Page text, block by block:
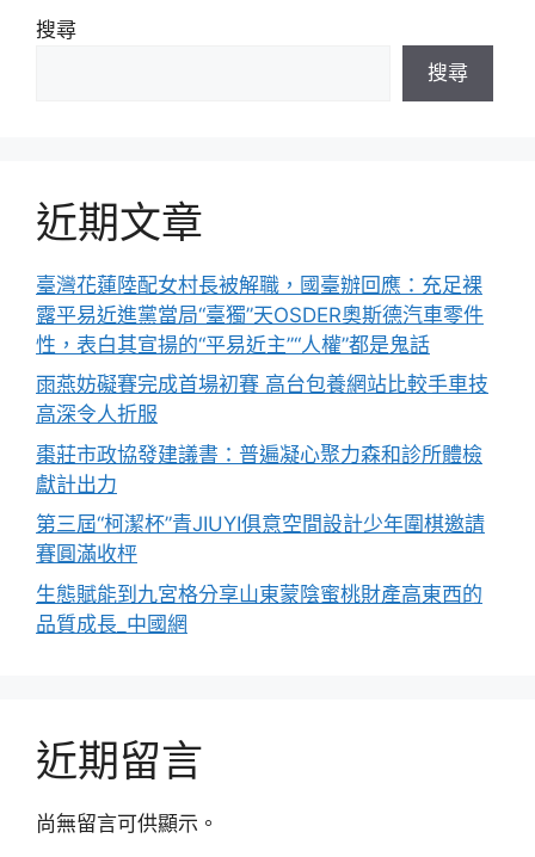
搜尋
搜尋
近期文章
臺灣花蓮陸配女村長被解職，國臺辦回應：充足裸
露平易近進黨當局“臺獨”天OSDER奧斯德汽車零件
性，表白其宣揚的“平易近主”“人權”都是鬼話
雨燕妨礙賽完成首場初賽 高台包養網站比較手車技
高深令人折服
棗莊市政協發建議書：普遍凝心聚力森和診所體檢
獻計出力
第三屆“柯潔杯”青JIUYI俱意空間設計少年圍棋邀請
賽圓滿收枰
生態賦能到九宮格分享山東蒙陰蜜桃財產高東西的
品質成長_中國網
近期留言
尚無留言可供顯示。